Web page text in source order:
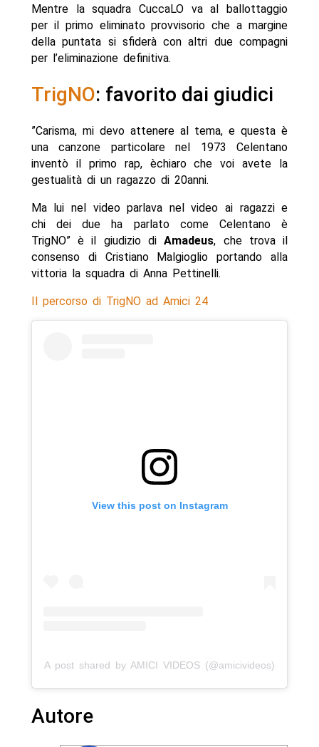
Mentre la squadra CuccaLO va al ballottaggio
per il primo eliminato provvisorio che a margine
della puntata si sfiderà con altri due compagni
per l’eliminazione definitiva.
TrigNO: favorito dai giudici
”Carisma, mi devo attenere al tema, e questa è
una canzone particolare nel 1973 Celentano
inventò il primo rap, èchiaro che voi avete la
gestualità di un ragazzo di 20anni.
Ma lui nel video parlava nel video ai ragazzi e
chi dei due ha parlato come Celentano è
TrigNO” è il giudizio diAmadeus, che trova il
consenso di Cristiano Malgioglio portando alla
vittoria la squadra di Anna Pettinelli.
Il percorso di TrigNO ad Amici 24
View this post on Instagram
A post shared by AMICI VIDEOS (@amicivideos)
Autore